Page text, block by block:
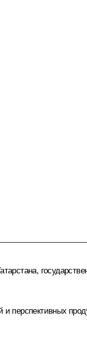
перспективных